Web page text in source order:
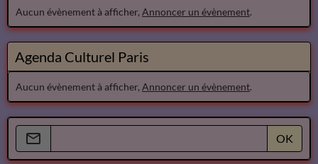
Aucun évènement à afficher,Annoncer un évènement.
Agenda Culturel Paris
Aucun évènement à afficher,Annoncer un évènement.
OK